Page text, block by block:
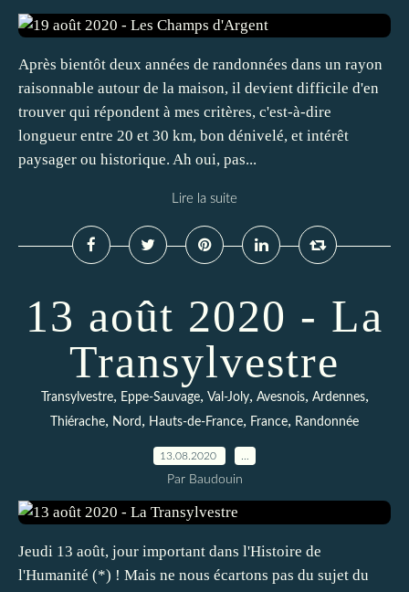
Après bientôt deux années de randonnées dans un rayon
raisonnable autour de la maison, il devient difficile d'en
trouver qui répondent à mes critères, c'est-à-dire
longueur entre 20 et 30 km, bon dénivelé, et intérêt
paysager ou historique. Ah oui, pas...
Lire la suite
13 août 2020 - La
Transylvestre
Transylvestre, Eppe-Sauvage, Val-Joly, Avesnois, Ardennes,
Thiérache, Nord , Hauts-de-France, France, Randonnée
13.08.2020
Par Baudouin
Jeudi 13 août, jour important dans l'Histoire de
l'Humanité (*) ! Mais ne nous écartons pas du sujet du